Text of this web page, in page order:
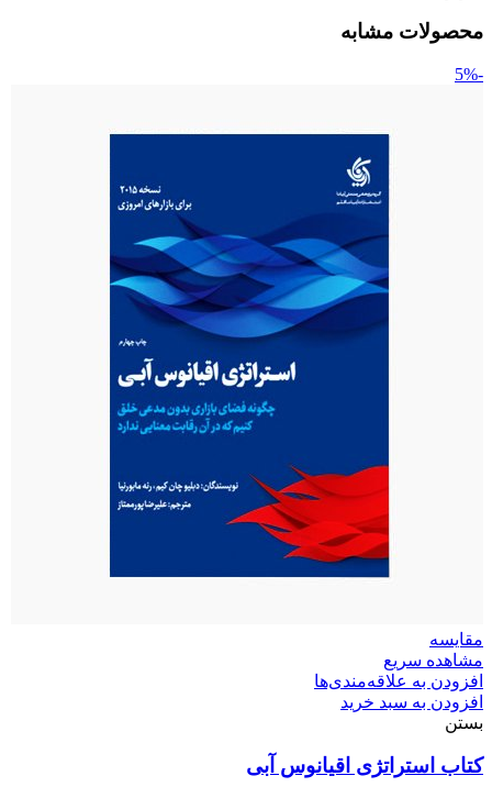
محصولات مشابه
-5%
مقایسه
مشاهده سریع
افزودن به علاقه‌مندی‌ها
افزودن به سبد خرید
بستن
کتاب استراتژی اقیانوس آبی